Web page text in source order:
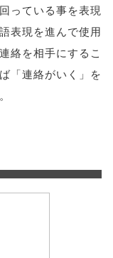
っている事を表現
表現を進んで使用
絡を相手にするこ
「連絡がいく」を